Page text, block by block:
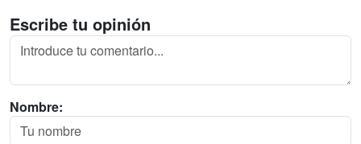
Escribe tu opinión
Nombre: